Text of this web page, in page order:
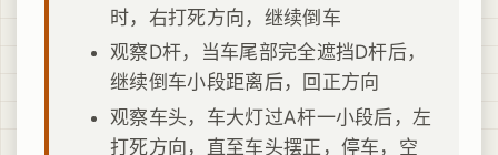
时，右打死方向，继续倒车
观察D杆，当车尾部完全遮挡D杆后，
继续倒车小段距离后，回正方向
观察车头，车大灯过A杆一小段后，左
打死方向，直至车头摆正，停车，空